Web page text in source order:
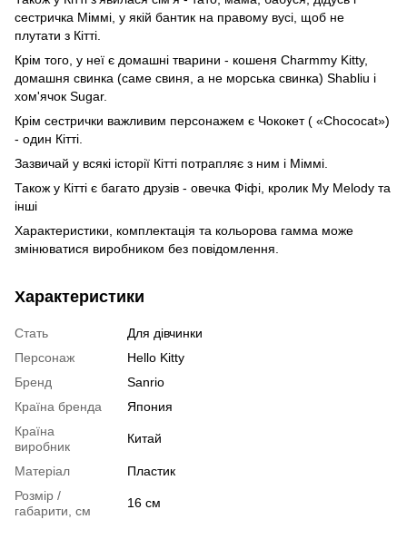
сестричка Міммі, у якій бантик на правому вусі, щоб не
плутати з Кітті.
Крім того, у неї є домашні тварини - кошеня Charmmy Kitty,
домашня свинка (саме свиня, а не морська свинка) Shabliu і
хом'ячок Sugar.
Крім сестрички важливим персонажем є Чококет ( «Chococat»)
- один Кітті.
Зазвичай у всякі історії Кітті потрапляє з ним і Міммі.
Також у Кітті є багато друзів - овечка Фіфі, кролик My Melody та
інші
Характеристики, комплектація та кольорова гамма може
змінюватися виробником без повідомлення.
Характеристики
Стать
Для дівчинки
Персонаж
Hello Kitty
Бренд
Sanrio
Країна бренда
Япония
Країна
виробник
Китай
Матеріал
Пластик
Розмір /
габарити, см
16 см